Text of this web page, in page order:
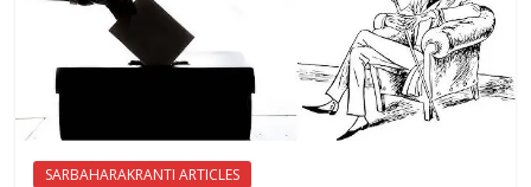
SARBAHARAKRANTI ARTICLES